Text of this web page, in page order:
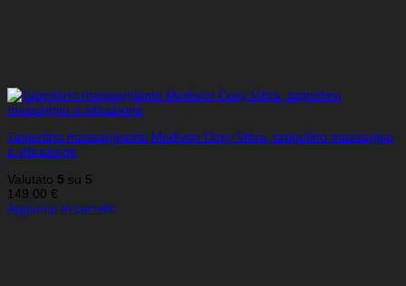
Tappetino massaggiante Medivon Cosy Vibra, tappetino massaggio
a vibrazione
Valutato 5 su 5
149.00 €
Aggiungi al carrello